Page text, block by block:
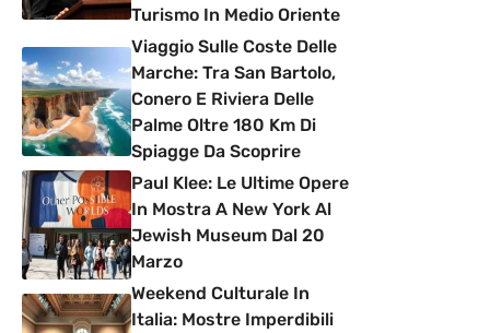
Turismo In Medio Oriente
Viaggio Sulle Coste Delle
Marche: Tra San Bartolo,
Conero E Riviera Delle
Palme Oltre 180 Km Di
Spiagge Da Scoprire
Paul Klee: Le Ultime Opere
In Mostra A New York Al
Jewish Museum Dal 20
Marzo
Weekend Culturale In
Italia: Mostre Imperdibili